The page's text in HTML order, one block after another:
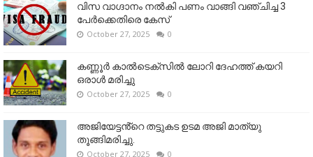
വിസ വാഗ്ദാനം നൽകി പണം വാങ്ങി വഞ്ചിച്ച 3
പേർക്കെതിരെ കേസ്
October 27, 2025 0
കണ്ണൂര്‍ കാല്‍ടെക്‌സില്‍ ലോറി ദേഹത്ത് കയറി
ഒരാള്‍ മരിച്ചു
October 27, 2025 0
അജിയേട്ടൻ്റെ തട്ടുകട ഉടമ അജി മാത്യു
തൂങ്ങിമരിച്ചു.
October 27, 2025 0